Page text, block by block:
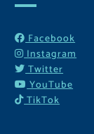
Facebook
Instagram
Twitter
YouTube
TikTok